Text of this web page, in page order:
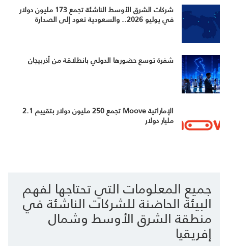
شركات الشرق الأوسط الناشئة تجمع 173 مليون دولار
في يوليو 2026.. والسعودية تعود إلى الصدارة
شفرة توسع حضورها الدولي بانطلاقة من أذربيجان
الإماراتية Moove تجمع 250 مليون دولار بتقييم 2.1
مليار دولار
جميع المعلومات التي تحتاجها لفهم
البيئة الحاضنة للشركات الناشئة في
منطقة الشرق الأوسط وشمال
إفريقيا